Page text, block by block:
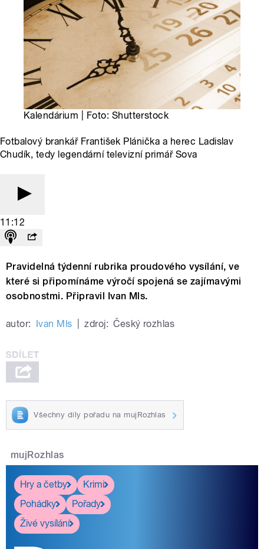
Kalendárium | Foto: Shutterstock
Fotbalový brankář František Plánička a herec Ladislav
Chudík, tedy legendární televizní primář Sova
11:12
Pravidelná týdenní rubrika proudového vysílání, ve
které si připomínáme výročí spojená se zajímavými
osobnostmi. Připravil Ivan Mls.
autor: Ivan Mls zdroj: Český rozhlas
Všechny díly pořadu na mujRozhlas
mujRozhlas
Hry a četby
Krimi
Pohádky
Pořady
Živé vysílání